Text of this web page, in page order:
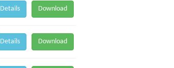
Download
Details
Download
Details